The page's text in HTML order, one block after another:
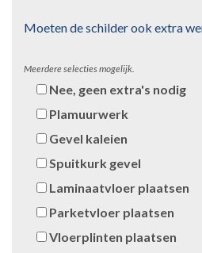
Moeten de schilder ook extra
Meerdere selecties mogelijk.
Nee, geen extra's nodig
Plamuurwerk
Gevel kaleien
Spuitkurk gevel
Laminaatvloer plaatsen
Parketvloer plaatsen
Vloerplinten plaatsen